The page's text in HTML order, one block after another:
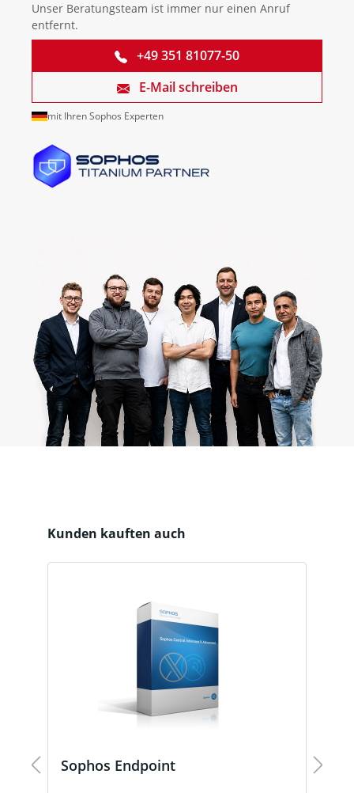
Unser Beratungsteam ist immer nur einen Anruf
entfernt.
+49 351 81077-50
E-Mail schreiben
mit Ihren Sophos Experten
Produktgalerie überspringen
Kunden kauften auch
Sophos Endpoint